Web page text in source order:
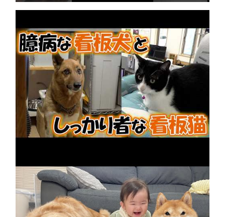
先輩犬を支えるPCショップの看板猫
2026年8月9日